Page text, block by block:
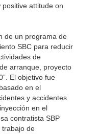
attitude on
de un programa de
SBC para reducir
de
arranque, proyecto
El objetivo fue
en el
y accidentes
en el
contratista SBP
trabajo de